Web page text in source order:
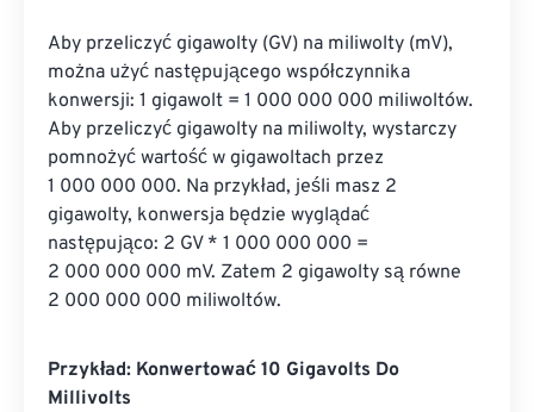
Aby przeliczyć gigawolty (GV) na miliwolty (mV),
można użyć następującego współczynnika
konwersji: 1 gigawolt = 1 000 000 000 miliwoltów.
Aby przeliczyć gigawolty na miliwolty, wystarczy
pomnożyć wartość w gigawoltach przez
1 000 000 000. Na przykład, jeśli masz 2
gigawolty, konwersja będzie wyglądać
następująco: 2 GV * 1 000 000 000 =
2 000 000 000 mV. Zatem 2 gigawolty są równe
2 000 000 000 miliwoltów.
Przykład: Konwertować 10 Gigavolts Do
Millivolts